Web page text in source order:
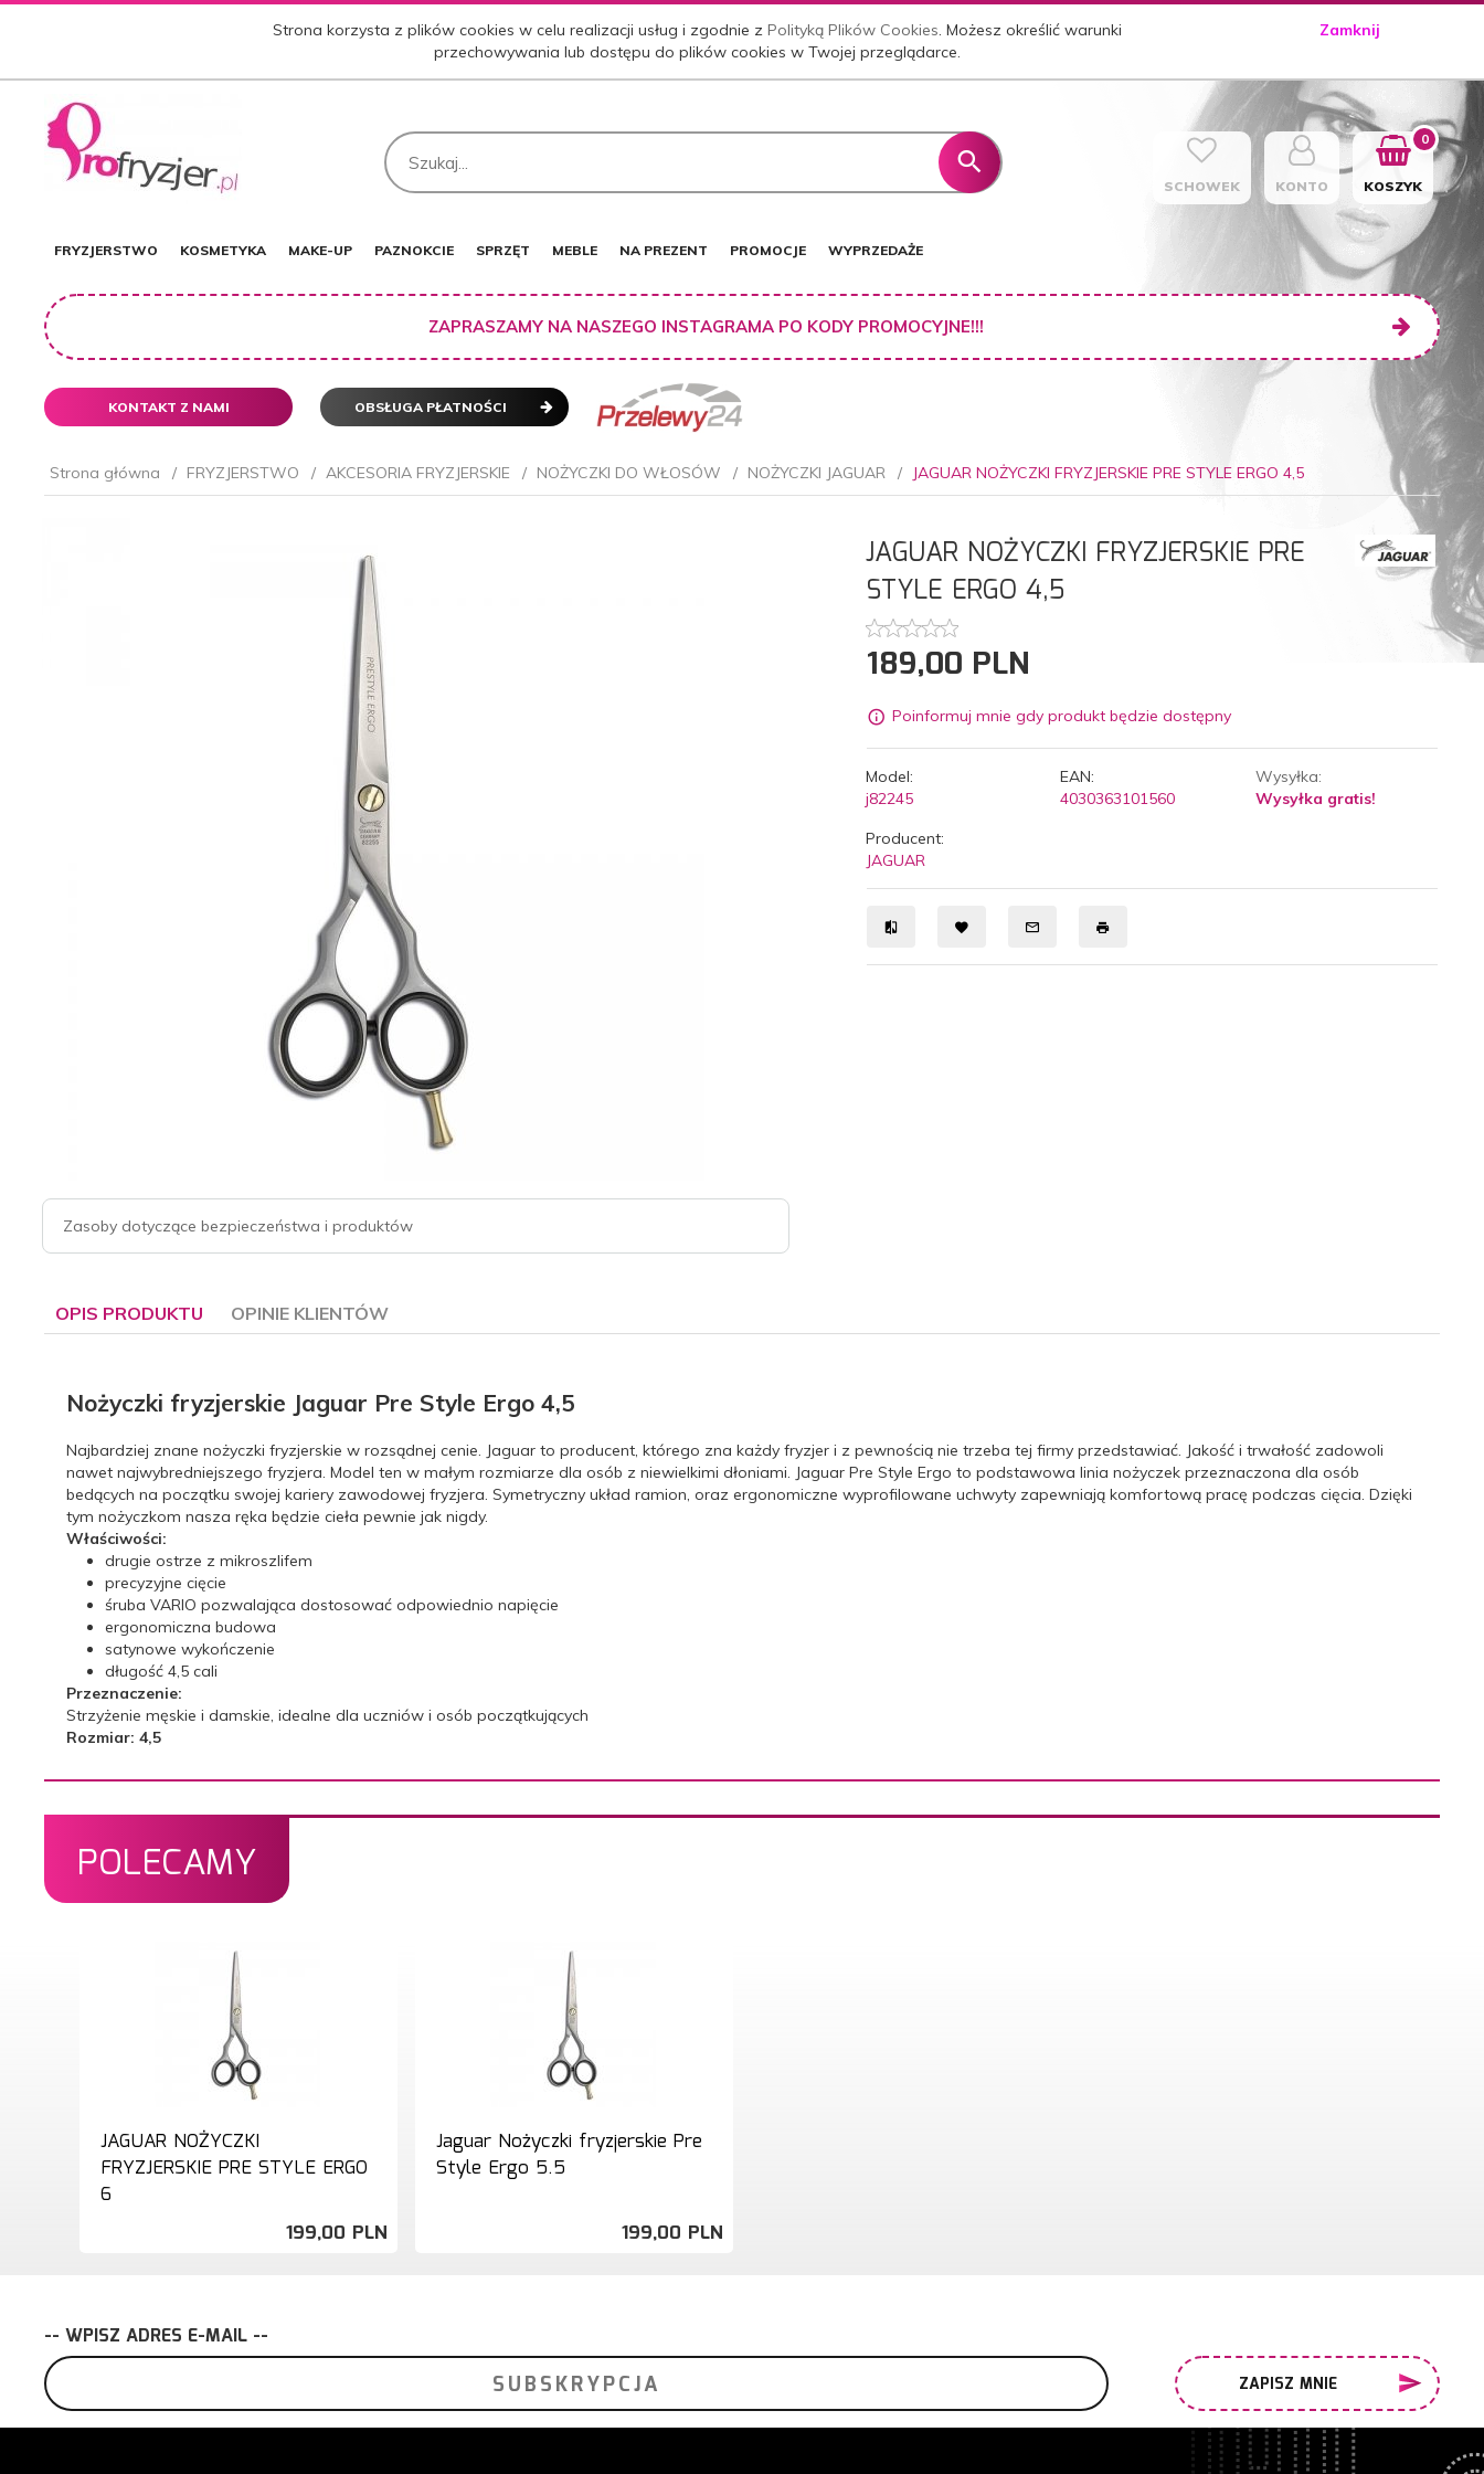
Strona korzysta z plików cookies w celu realizacji usług i zgodnie zPolityką Plików Cookies. Możesz określić warunki
przechowywania lub dostępu do plików cookies w Twojej przeglądarce.
Zamknij
SCHOWEK KONTO KOSZYK
0
FRYZJERSTWO KOSMETYKA MAKE-UP PAZNOKCIE SPRZĘT MEBLE NA PREZENT PROMOCJE WYPRZEDAŻE
ZAPRASZAMY NA NASZEGO INSTAGRAMA PO KODY PROMOCYJNE!!!
KONTAKT Z NAMI OBSŁUGA PŁATNOŚCI
Strona główna FRYZJERSTWO AKCESORIA FRYZJERSKIE NOŻYCZKI DO WŁOSÓW NOŻYCZKI JAGUAR JAGUAR NOŻYCZKI FRYZJERSKIE PRE STYLE ERGO 4,5
Zasoby dotyczące bezpieczeństwa i produktów
JAGUAR NOŻYCZKI FRYZJERSKIE PRE
STYLE ERGO 4,5
189,00 PLN
Poinformuj mnie gdy produkt będzie dostępny
Model:
j82245
EAN:
4030363101560
Wysyłka:
Wysyłka gratis!
Producent:
JAGUAR
OPIS PRODUKTU OPINIE KLIENTÓW
Nożyczki fryzjerskie Jaguar Pre Style Ergo 4,5
Najbardziej znane nożyczki fryzjerskie w rozsądnej cenie. Jaguar to producent, którego zna każdy fryzjer i z pewnością nie trzeba tej firmy przedstawiać. Jakość i trwałość zadowoli
nawet najwybredniejszego fryzjera. Model ten w małym rozmiarze dla osób z niewielkimi dłoniami. Jaguar Pre Style Ergo to podstawowa linia nożyczek przeznaczona dla osób
bedących na początku swojej kariery zawodowej fryzjera. Symetryczny układ ramion, oraz ergonomiczne wyprofilowane uchwyty zapewniają komfortową pracę podczas cięcia. Dzięki
tym nożyczkom nasza ręka będzie cieła pewnie jak nigdy.
Właściwości:
drugie ostrze z mikroszlifem
precyzyjne cięcie
śruba VARIO pozwalająca dostosować odpowiednio napięcie
ergonomiczna budowa
satynowe wykończenie
długość 4,5 cali
Przeznaczenie:
Strzyżenie męskie i damskie, idealne dla uczniów i osób początkujących
Rozmiar: 4,5
POLECAMY
JAGUAR NOŻYCZKI
FRYZJERSKIE PRE STYLE ERGO
6
199,00 PLN
Jaguar Nożyczki fryzjerskie Pre
Style Ergo 5.5
199,00 PLN
-- WPISZ ADRES E-MAIL --
ZAPISZ MNIE